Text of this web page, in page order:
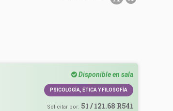
Disponible en sala
PSICOLOGÍA, ÉTICA Y FILOSOFÍA
Solicitar por: 51 / 121.68 R541